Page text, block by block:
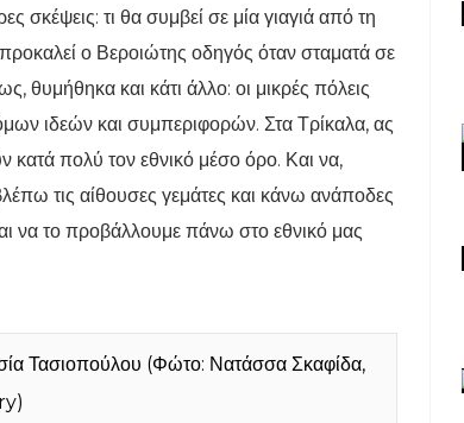
τι θα συμβεί σε μία γιαγιά από τη
ο Βεροιώτης οδηγός όταν σταματά σε
θυμήθηκα και κάτι άλλο: οι μικρές πόλεις
ιδεών και συμπεριφορών. Στα Τρίκαλα, ας
κατά πολύ τον εθνικό μέσο όρο. Και να,
τις αίθουσες γεμάτες και κάνω ανάποδες
να το προβάλλουμε πάνω στο εθνικό μας